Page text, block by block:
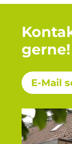
gerne!
E-Mail